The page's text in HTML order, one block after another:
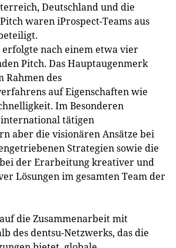
Deutschland und die
waren iProspect-Teams aus
erfolgte nach einem etwa vier
Pitch. Das Hauptaugenmerk
Rahmen des
auf Eigenschaften wie
Im Besonderen
tätigen
aber die visionären Ansätze bei
Strategien sowie die
der Erarbeitung kreativer und
Lösungen im gesamten Team der
die Zusammenarbeit mit
des dentsu-Netzwerks, das die